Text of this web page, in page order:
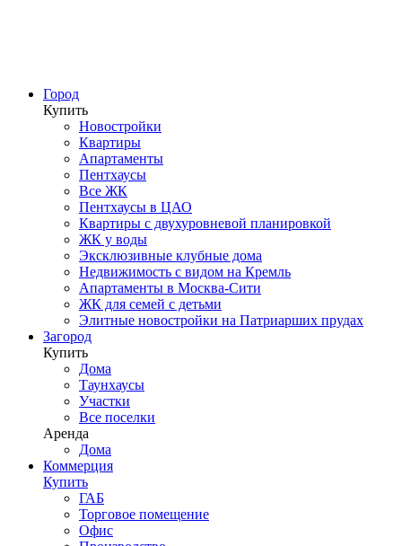
Город
Купить
Новостройки
Квартиры
Апартаменты
Пентхаусы
Все ЖК
Пентхаусы в ЦАО
Квартиры с двухуровневой планировкой
ЖК у воды
Эксклюзивные клубные дома
Недвижимость с видом на Кремль
Апартаменты в Москва-Сити
ЖК для семей с детьми
Элитные новостройки на Патриарших прудах
Загород
Купить
Дома
Таунхаусы
Участки
Все поселки
Аренда
Дома
Коммерция
Купить
ГАБ
Торговое помещение
Офис